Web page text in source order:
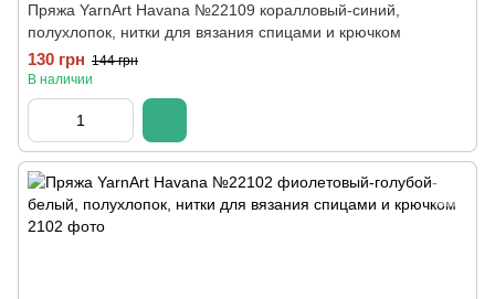
Пряжа YarnArt Havana №22109 коралловый-синий,
полухлопок, нитки для вязания спицами и крючком
130 грн 144 грн
В наличии